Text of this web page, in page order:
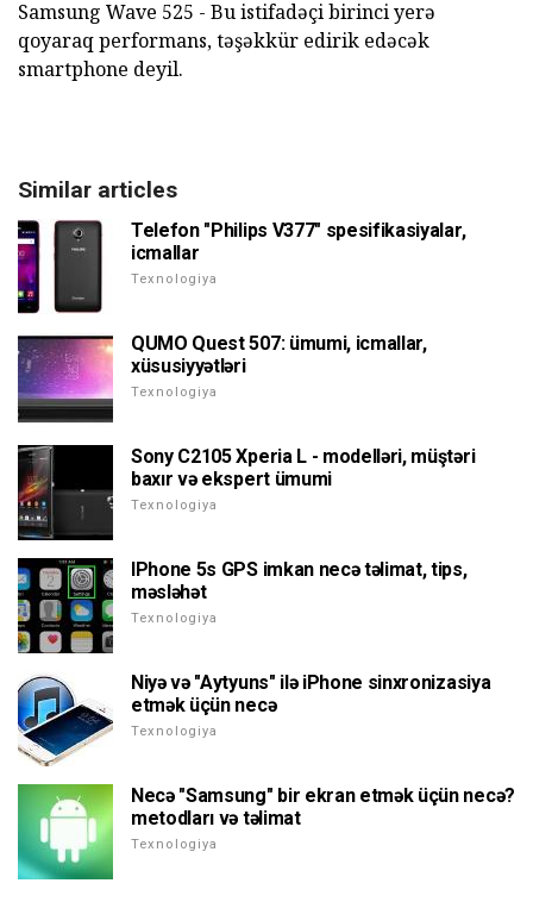
Samsung Wave 525 - Bu istifadəçi birinci yerə
qoyaraq performans, təşəkkür edirik edəcək
smartphone deyil.
Similar articles
Telefon "Philips V377" spesifikasiyalar,
icmallar
Texnologiya
QUMO Quest 507: ümumi, icmallar,
xüsusiyyətləri
Texnologiya
Sony C2105 Xperia L - modelləri, müştəri
baxır və ekspert ümumi
Texnologiya
IPhone 5s GPS imkan necə təlimat, tips,
məsləhət
Texnologiya
Niyə və "Aytyuns" ilə iPhone sinxronizasiya
etmək üçün necə
Texnologiya
Necə "Samsung" bir ekran etmək üçün necə?
metodları və təlimat
Texnologiya